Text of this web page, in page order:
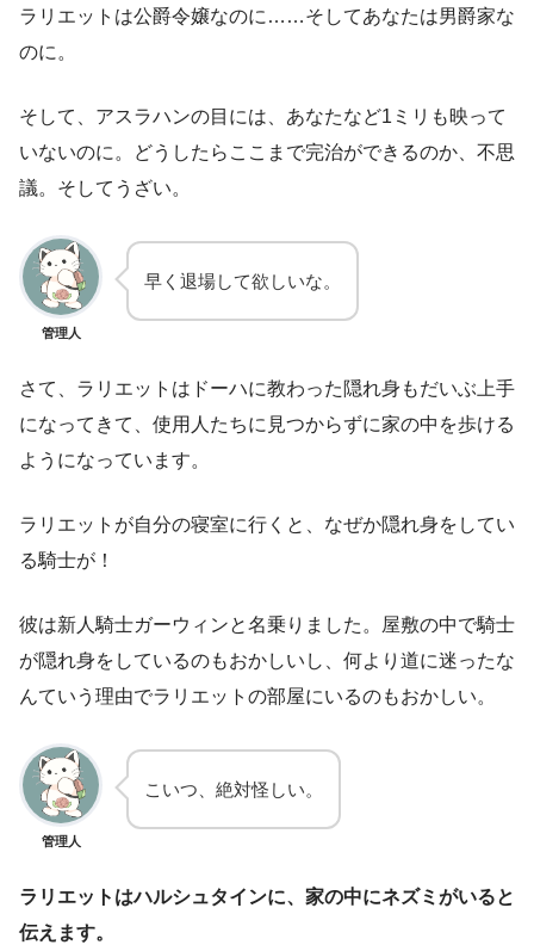
ラリエットは公爵令嬢なのに……そしてあなたは男爵家な
のに。
そして、アスラハンの目には、あなたなど1ミリも映って
いないのに。どうしたらここまで完治ができるのか、不思
議。そしてうざい。
管理人
早く退場して欲しいな。
さて、ラリエットはドーハに教わった隠れ身もだいぶ上手
になってきて、使用人たちに見つからずに家の中を歩ける
ようになっています。
ラリエットが自分の寝室に行くと、なぜか隠れ身をしてい
る騎士が！
彼は新人騎士ガーウィンと名乗りました。屋敷の中で騎士
が隠れ身をしているのもおかしいし、何より道に迷ったな
んていう理由でラリエットの部屋にいるのもおかしい。
管理人
こいつ、絶対怪しい。
ラリエットはハルシュタインに、家の中にネズミがいると
伝えます。